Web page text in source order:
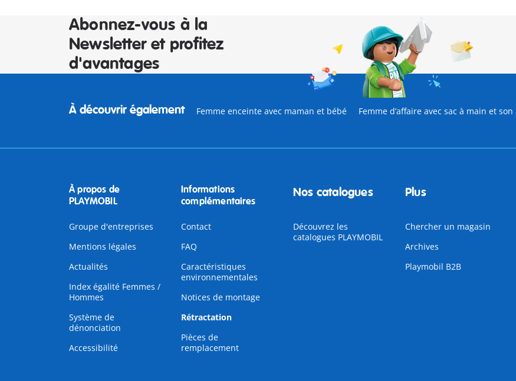
Abonnez-vous à la
Newsletter et profitez
d'avantages
À découvrir également Femme enceinte avec maman et bébé Femme d’affaire avec sac à main et
À propos de
PLAYMOBIL
Groupe d'entreprises
Mentions légales
Actualités
Index égalité Femmes /
Hommes
Système de
dénonciation
Accessibilité
Informations
complémentaires
Contact
FAQ
Caractéristiques
environnementales
Notices de montage
Rétractation
Pièces de
remplacement
Nos catalogues
Découvrez les
catalogues PLAYMOBIL
Plus
Chercher un magasin
Archives
Playmobil B2B